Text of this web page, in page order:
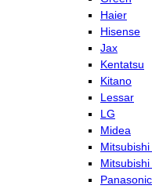
Haier
Hisense
Jax
Kentatsu
Kitano
Lessar
LG
Midea
Panasonic